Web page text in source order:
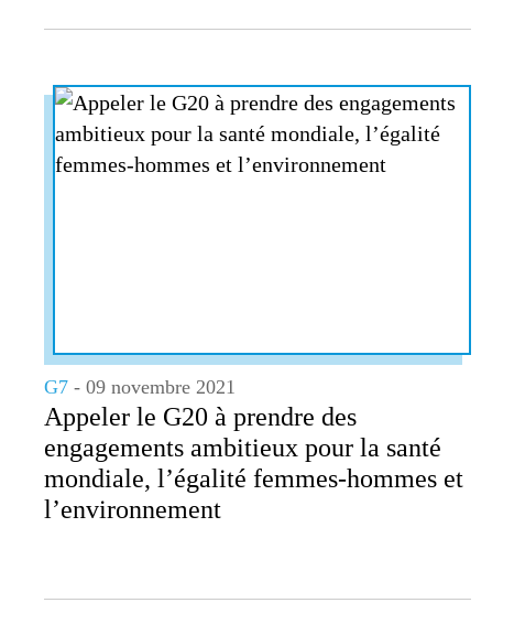
G7 - 09 novembre 2021
Appeler le G20 à prendre des
engagements ambitieux pour la santé
mondiale, l’égalité femmes-hommes et
l’environnement